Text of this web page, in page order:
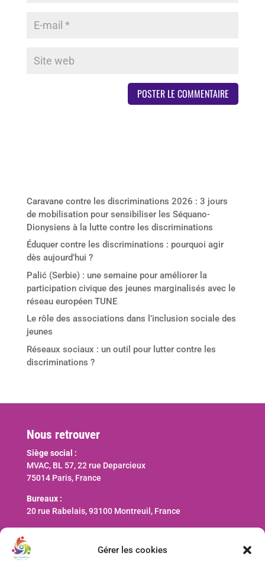
Gérer les cookies
Caravane contre les discriminations 2026 : 3 jours
de mobilisation pour sensibiliser les Séquano-
Dionysiens à la lutte contre les discriminations
Éduquer contre les discriminations : pourquoi agir
dès aujourd’hui ?
Palić (Serbie) : une semaine pour améliorer la
participation civique des jeunes marginalisés avec le
réseau européen TUNE
Le rôle des associations dans l’inclusion sociale des
jeunes
Réseaux sociaux : un outil pour lutter contre les
discriminations ?
Nous retrouver
Siège social :
MVAC, BL 57, 22 rue Deparcieux
75014 Paris, France
Bureaux :
20 rue Rabelais, 93100 Montreuil, France
Nous contacter